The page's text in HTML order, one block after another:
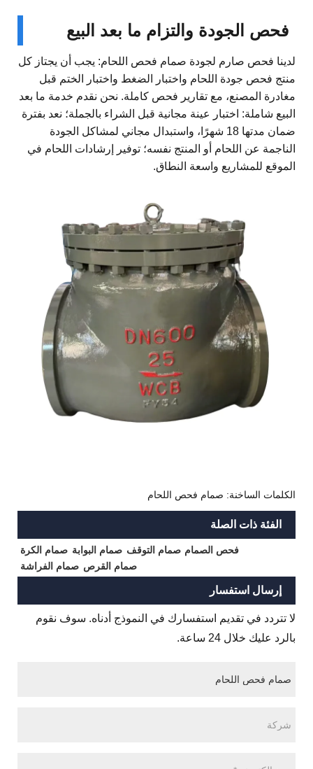
فحص الجودة والتزام ما بعد البيع
لدينا فحص صارم لجودة صمام فحص اللحام: يجب أن يجتاز كل
منتج فحص جودة اللحام واختبار الضغط واختبار الختم قبل
مغادرة المصنع، مع تقارير فحص كاملة. نحن نقدم خدمة ما بعد
البيع شاملة: اختبار عينة مجانية قبل الشراء بالجملة؛ نعد بفترة
ضمان مدتها 18 شهرًا، واستبدال مجاني لمشاكل الجودة
الناجمة عن اللحام أو المنتج نفسه؛ توفير إرشادات اللحام في
الموقع للمشاريع واسعة النطاق.
الكلمات الساخنة: صمام فحص اللحام
الفئة ذات الصلة
صمام الكرة صمام البوابة صمام التوقف فحص الصمام
صمام الفراشة صمام القرص
إرسال استفسار
لا تتردد في تقديم استفسارك في النموذج أدناه. سوف نقوم
بالرد عليك خلال 24 ساعة.